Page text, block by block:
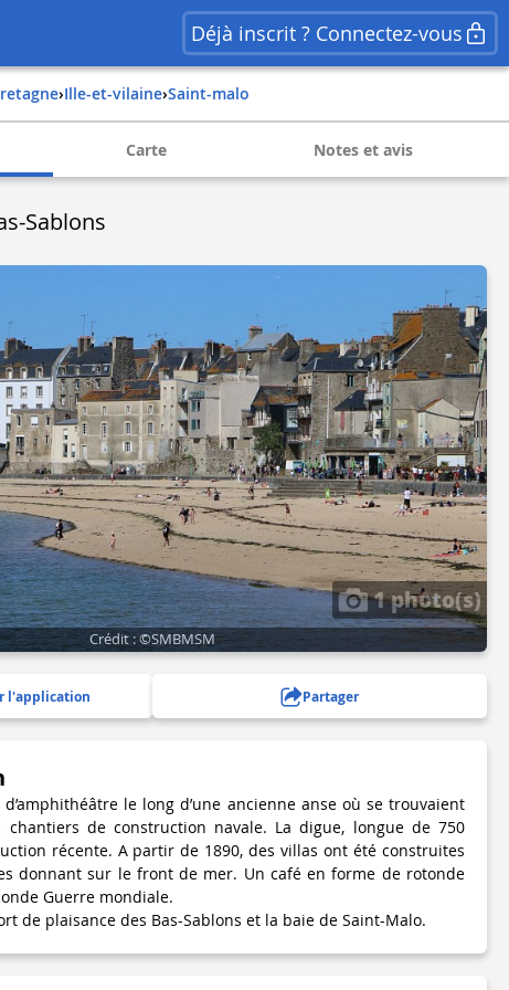
Déjà inscrit ? Connectez-vous
bretagne› ille-et-vilaine› saint-malo
Carte Notes et avis
Sablons
1 photo(s)
Crédit : ©SMBMSM
l'application Partager
le long d’une ancienne anse où se trouvaient
de construction navale. La digue, longue de 750
récente. A partir de 1890, des villas ont été construites
donnant sur le front de mer. Un café en forme de rotonde
Guerre mondiale.
de plaisance des Bas-Sablons et la baie de Saint-Malo.